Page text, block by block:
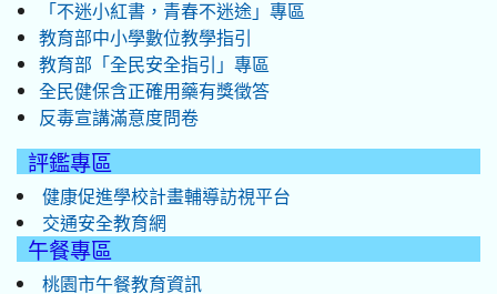
「不迷小紅書，青春不迷途」專區
教育部中小學數位教學指引
教育部「全民安全指引」專區
全民健保含正確用藥有獎徵答
反毒宣講滿意度問卷
評鑑專區
健康促進學校計畫輔導訪視平台
交通安全教育網
午餐專區
桃園市午餐教育資訊